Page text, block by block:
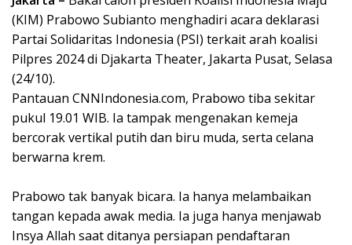
(KIM) Prabowo Subianto menghadiri acara deklarasi
Partai Solidaritas Indonesia (PSI) terkait arah koalisi
Pilpres 2024 di Djakarta Theater, Jakarta Pusat, Selasa
(24/10).
Pantauan CNNIndonesia.com, Prabowo tiba sekitar
pukul 19.01 WIB. Ia tampak mengenakan kemeja
bercorak vertikal putih dan biru muda, serta celana
berwarna krem.
Prabowo tak banyak bicara. Ia hanya melambaikan
tangan kepada awak media. Ia juga hanya menjawab
Insya Allah saat ditanya persiapan pendaftaran